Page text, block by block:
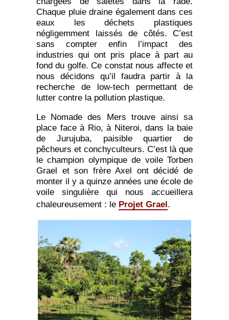
Chaque pluie draine également dans ces
eaux les déchets plastiques
négligemment laissés de côtés. C’est
sans compter enfin l’impact des
industries qui ont pris place à part au
fond du golfe. Ce constat nous affecte et
nous décidons qu’il faudra partir à la
recherche de low-tech permettant de
lutter contre la pollution plastique.
Le Nomade des Mers trouve ainsi sa
place face à Rio, à Niteroi, dans la baie
de Jurujuba, paisible quartier de
pêcheurs et conchyculteurs. C’est là que
le champion olympique de voile Torben
Grael et son frère Axel ont décidé de
monter il y a quinze années une école de
voile singulière qui nous accueillera
chaleureusement : le Projet Grael.